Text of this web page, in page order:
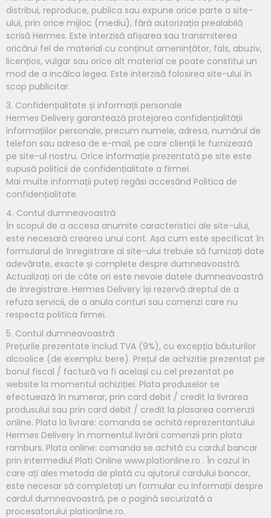
distribui, reproduce, publica sau expune orice parte a site-
ului, prin orice mijloc (mediu), fără autorizația prealabilă
scrisă Hermes. Este interzisă afișarea sau transmiterea
oricărui fel de material cu conținut amenințător, fals, abuziv,
licențios, vulgar sau orice alt material ce poate constitui un
mod de a incălca legea. Este interzisă folosirea site-ului în
scop publicitar.
3. Confidențialitate și informații personale
Hermes Delivery garantează protejarea confidențialității
informațiilor personale, precum numele, adresa, numărul de
telefon sau adresa de e-mail, pe care clienții le furnizează
pe site-ul nostru. Orice informație prezentată pe site este
supusă politicii de confidențialitate a firmei.
Mai multe informații puteți regăsi accesând Politica de
confidențialitate.
4. Contul dumneavoastră
În scopul de a accesa anumite caracteristici ale site-ului,
este necesară crearea unui cont. Așa cum este specificat în
formularul de înregistrare al site-ului trebuie să furnizați date
adevărate, exacte și complete despre dumneavoastră.
Actualizați ori de câte ori este nevoie datele dumneavoastră
de înregistrare. Hermes Delivery își rezervă dreptul de a
refuza servicii, de a anula conturi sau comenzi care nu
respecta politica firmei.
5. Contul dumneavoastră
Prețurile prezentate includ TVA (9%), cu excepția băuturilor
alcoolice (de exemplu: bere). Prețul de achizitie prezentat pe
bonul fiscal / factură va fi același cu cel prezentat pe
website la momentul achiziției. Plata produselor se
efectuează în numerar, prin card debit / credit la livrarea
produsului sau prin card debit / credit la plasarea comenzii
online. Plata la livrare: comanda se achită reprezentantului
Hermes Delivery în momentul livrării comenzii prin plata
ramburs. Plata online: comanda se achită cu cardul bancar
prin intermediul Plati Online www.plationline.ro . În cazul în
care ați ales metoda de plată cu ajutorul cardului bancar,
este necesar să completați un formular cu informații despre
cardul dumneavoastră, pe o pagină securizată a
procesatorului plationline.ro.